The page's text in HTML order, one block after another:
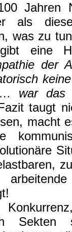
Jahren
als
was zu
eine
der
war das
taugt
macht
Sekten